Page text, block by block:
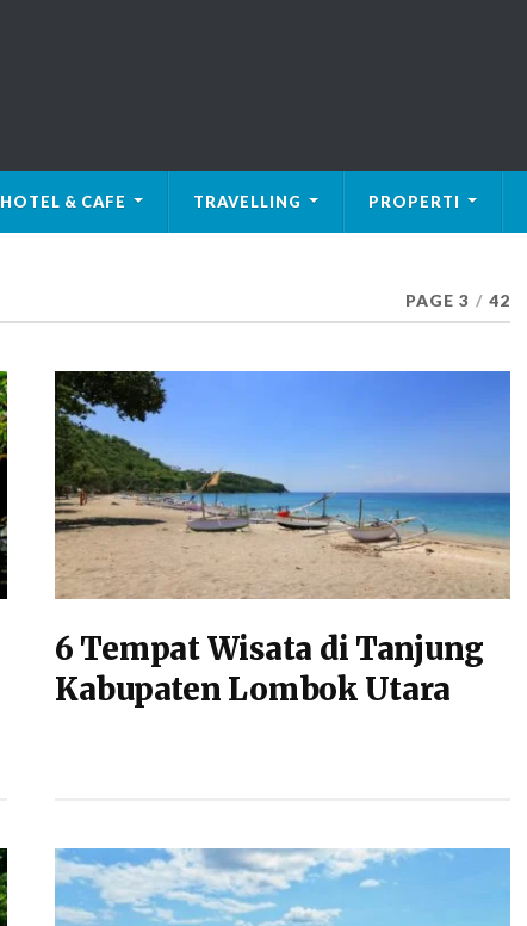
HOTEL & CAFE TRAVELLING PROPERTI
PAGE 3 / 42
6 Tempat Wisata di Tanjung
Kabupaten Lombok Utara